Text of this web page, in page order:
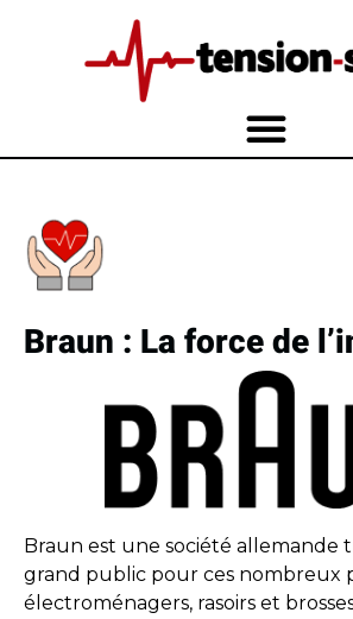
Braun : La force de
Braun est une société allemande
grand public pour ces nombreux
électroménagers, rasoirs et